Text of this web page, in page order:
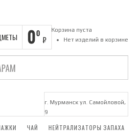
00
₽
Корзина пуста
Нет изделий в корзине
г. Мурманск ул. Самойловой,
9
ЧАЙ НЕЙТРАЛИЗАТОРЫ ЗАПАХА